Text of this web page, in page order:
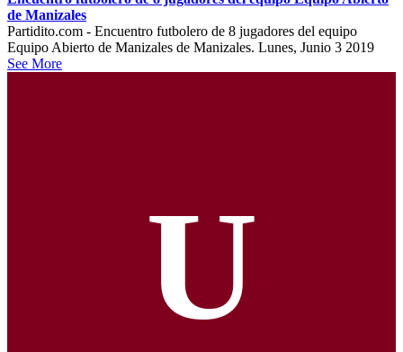
de Manizales
Partidito.com - Encuentro futbolero de 8 jugadores del equipo
Equipo Abierto de Manizales de Manizales. Lunes, Junio 3 2019
See More
U